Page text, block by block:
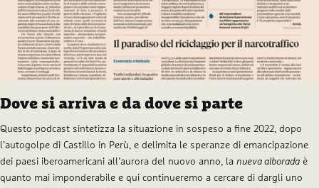
Dove si arriva e da dove si parte
Questo podcast sintetizza la situazione in sospeso a fine 2022, dopo
l’autogolpe di Castillo in Perù, e delimita le speranze di emancipazione
dei paesi iberoamericani all’aurora del nuovo anno, la nueva alborada è
quanto mai imponderabile e qui continueremo a cercare di dargli uno